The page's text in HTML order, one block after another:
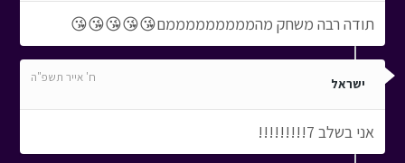
תודה רבה משחק מהמממממממממם😘😘😘😘😘
ישראל ח' אייר תשפ"ה
אני בשלב 7!!!!!!!!!